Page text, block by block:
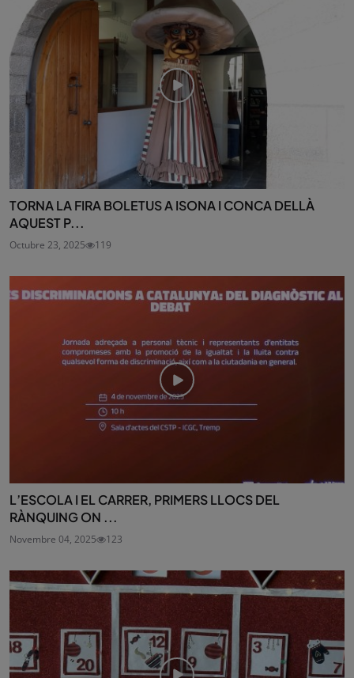
TORNA LA FIRA BOLETUS A ISONA I CONCA DELLÀ
AQUEST P...
Octubre 23, 2025 119
L’ESCOLA I EL CARRER, PRIMERS LLOCS DEL
RÀNQUING ON ...
Novembre 04, 2025 123